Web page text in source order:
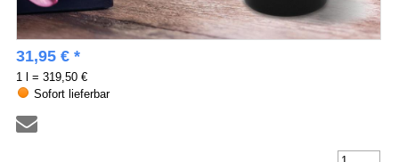
31,95 € *
1 l = 319,50 €
Sofort lieferbar